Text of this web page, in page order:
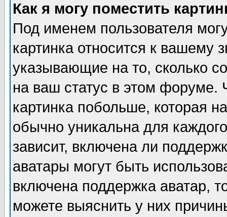
Как я могу поместить
Под именем пользователя
картинка относится к вашему
указывающие на то, сколько
на ваш статус в этом форуме.
картинка побольше, которая
обычно уникальна для
зависит, включена ли
аватары могут быть
включена поддержка аватар,
можете выяснить у них